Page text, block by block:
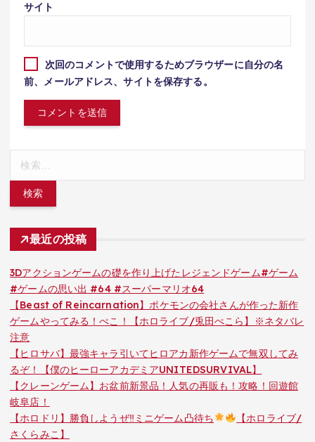
サイト
次回のコメントで使用するためブラウザーに自分の名
前、メールアドレス、サイトを保存する。
最近の投稿
3Dアクションゲームの礎を作り上げたレジェンドゲーム#ゲーム
#ゲームの思い出 #64 #スーパーマリオ64
【Beast of Reincarnation】ポケモンの会社さんが作った新作
ゲームやってみる！ぺこ！【ホロライブ/兎田ぺこら】※ネタバレ
注意
【ヒロサバ】最強キャラ引いてヒロアカ新作ゲームで無双してみ
るぞ！【僕のヒーローアカデミアUNITEDSURVIVAL】
【クレーンゲーム】お盆前新景品！人気の再販も！攻略！回遊館
岐阜店！
【ホロドリ】勝負しようぜ‼ミニゲーム凸待ち
【ホロライブ/
さくらみこ】